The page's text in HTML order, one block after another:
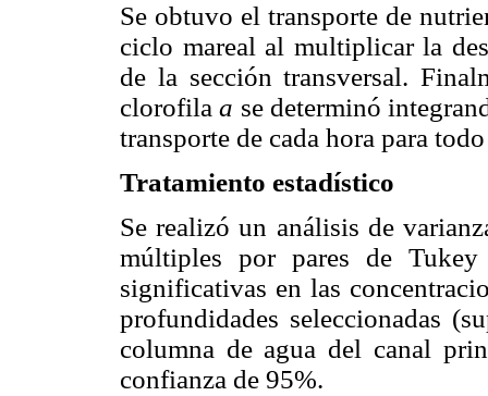
Se obtuvo el transporte de
ciclo mareal al multiplicar la
de la sección transversal.
clorofilaa se determinó
transporte de cada hora para
Tratamiento estadístico
Se realizó un análisis de
múltiples por pares de
significativas en las
profundidades seleccionadas
columna de agua del canal
confianza de 95%.